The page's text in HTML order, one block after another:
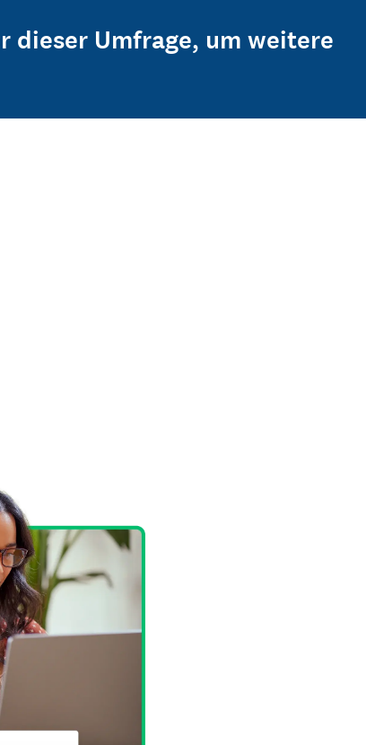
dieser Umfrage, um weitere